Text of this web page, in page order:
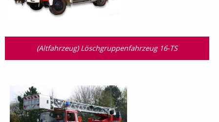
(Altfahrzeug) Löschgruppenfahrzeug 16-TS